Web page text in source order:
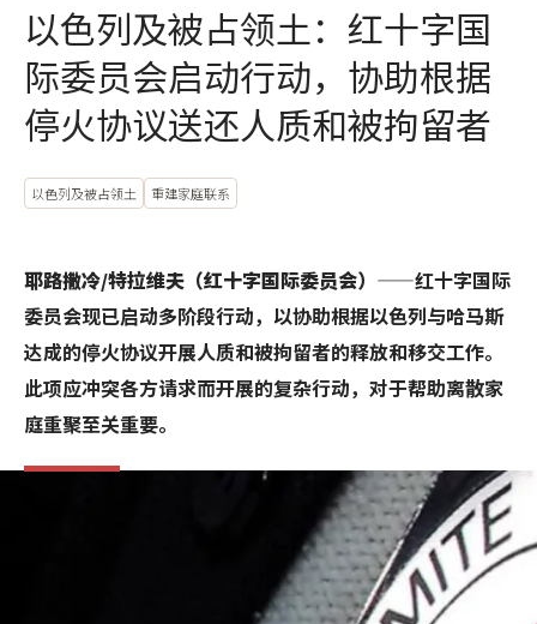
以色列及被占领土：红十字国
际委员会启动行动，协助根据
停火协议送还人质和被拘留者
以色列及被占领土 重建家庭联系
耶路撒冷/特拉维夫（红十字国际委员会） ——红十字国际
委员会现已启动多阶段行动，以协助根据以色列与哈马斯
达成的停火协议开展人质和被拘留者的释放和移交工作。
此项应冲突各方请求而开展的复杂行动，对于帮助离散家
庭重聚至关重要。